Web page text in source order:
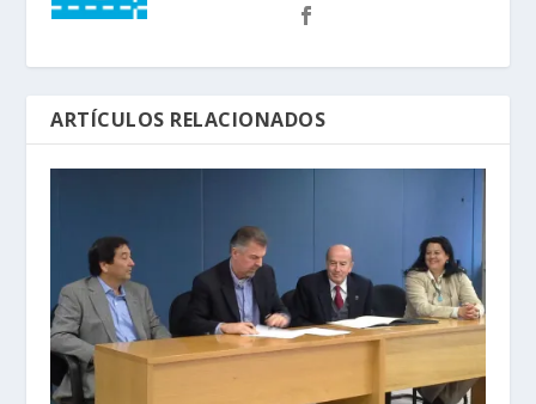
ARTÍCULOS RELACIONADOS